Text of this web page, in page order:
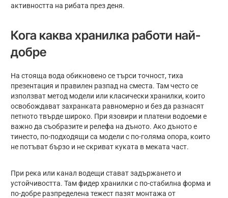
активността на рибата през деня.
Кога каква хранилка работи най-
добре
На стояща вода обикновено се търси точност, тиха
презентация и правилен разпад на сместа. Там често се
използват метод модели или класически хранилки, които
освобождават захранката равномерно и без да разнасят
петното твърде широко. При язовири и платени водоеми е
важно да съобразите и релефа на дъното. Ако дъното е
тинесто, по-подходящи са модели с по-голяма опора, които
не потъват бързо и не скриват куката в меката част.
При река или канал водещи стават задържането и
устойчивостта. Там фидер хранилки с по-стабилна форма и
по-добре разпределена тежест пазят монтажа от